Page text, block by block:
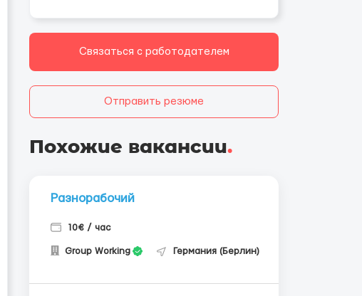
Связаться с работодателем
Отправить резюме
Похожие вакансии.
Разнорабочий
10€ / час
Group Working Германия (Берлин)